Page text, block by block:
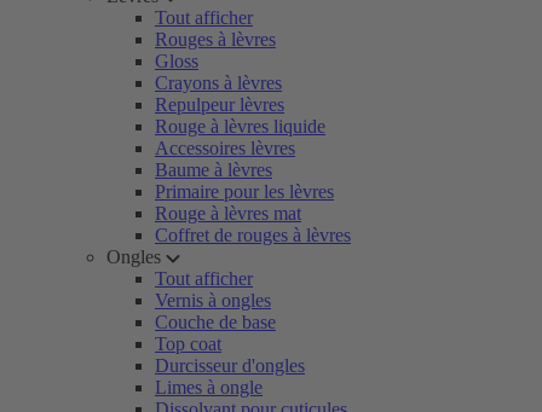
Tout afficher
Rouges à lèvres
Gloss
Crayons à lèvres
Repulpeur lèvres
Rouge à lèvres liquide
Accessoires lèvres
Baume à lèvres
Primaire pour les lèvres
Rouge à lèvres mat
Coffret de rouges à lèvres
Ongles
Tout afficher
Vernis à ongles
Couche de base
Top coat
Durcisseur d'ongles
Limes à ongle